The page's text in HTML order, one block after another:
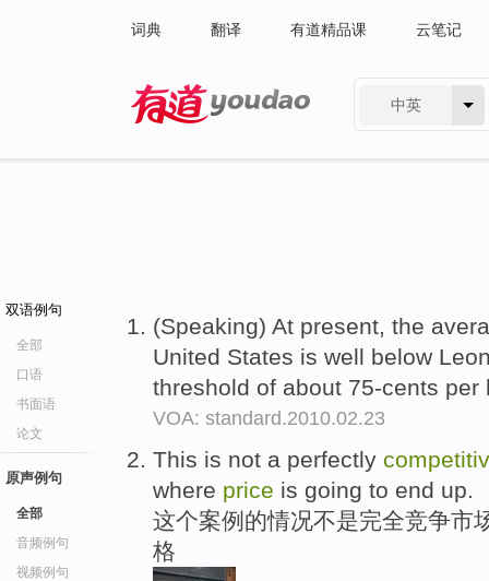
词典 翻译 有道精品课 云笔记
中英
双语例句
全部
口语
书面语
论文
原声例句
全部
音频例句
视频例句
(Speaking) At present, the
United States is well below
threshold of about 75-cents
VOA: standard.2010.02.23
This is not a perfectly
where price is going to end up.
这个案例的情况不是完全竞争市
格